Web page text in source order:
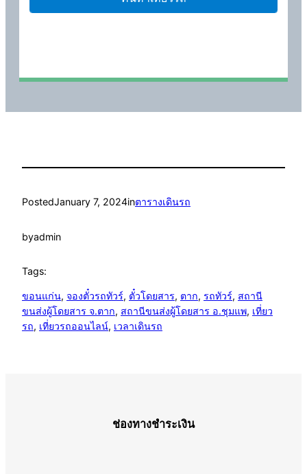
PostedJanuary 7, 2024inตารางเดินรถ
byadmin
Tags:
ขอนแก่น, จองตั๋วรถทัวร์, ตั๋วโดยสาร, ตาก, รถทัวร์, สถานี
ขนส่งผู้โดยสาร จ.ตาก, สถานีขนส่งผู้โดยสาร อ.ชุมแพ, เที่ยว
รถ, เที่ยวรถออนไลน์, เวลาเดินรถ
ช่องทางชำระเงิน